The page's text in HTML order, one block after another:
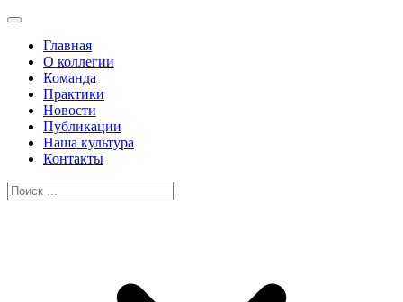
Главная
О коллегии
Команда
Практики
Новости
Публикации
Наша культура
Контакты